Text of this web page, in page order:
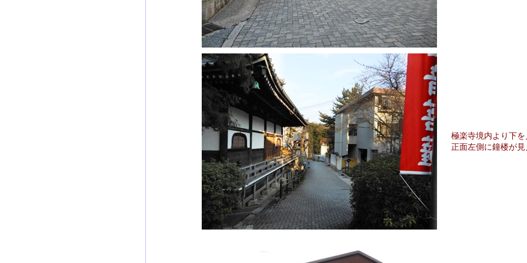
極楽寺境内より下を
正面左側に鐘楼が見